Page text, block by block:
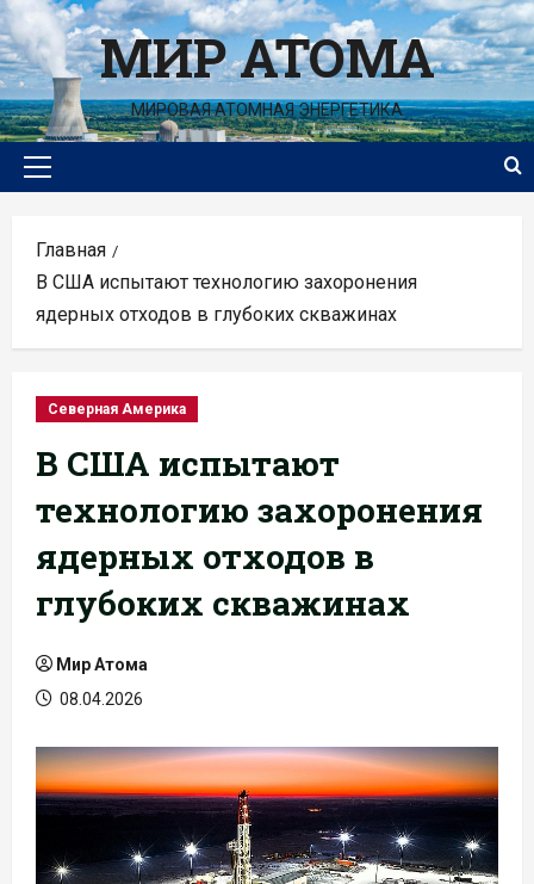
Перейти
к
содержимомуМИР АТОМА
МИРОВАЯ АТОМНАЯ ЭНЕРГЕТИКА
Основное
Главная
В США испытают технологию захоронения
ядерных отходов в глубоких скважинах
Северная Америка
В США испытают
технологию захоронения
ядерных отходов в
глубоких скважинах
Мир Атома
08.04.2026